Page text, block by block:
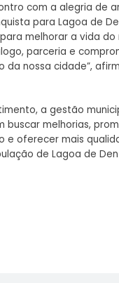
com a alegria de
para Lagoa de
melhorar a vida do
parceria e
da nossa cidade”,
a gestão
buscar melhorias,
e oferecer mais
de Lagoa de